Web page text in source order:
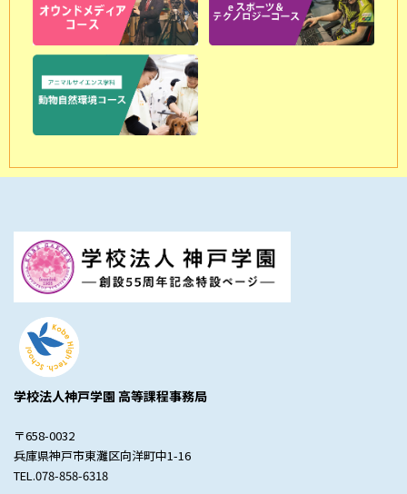
学校法人神戸学園 高等課程事務局
〒658-0032
兵庫県神戸市東灘区向洋町中1-16
TEL.078-858-6318